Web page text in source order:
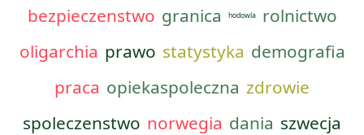
bezpieczenstwo granica hodowla
rolnictwo
oligarchia prawo statystyka demografia
praca opiekaspoleczna zdrowie
spoleczenstwo norwegia dania szwecja